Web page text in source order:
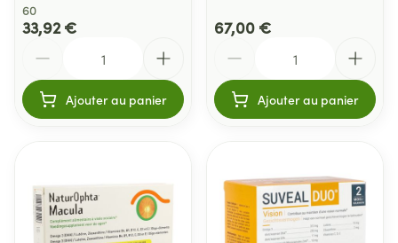
60
33,92 €
Ajouter au panier
67,00 €
Ajouter au panier